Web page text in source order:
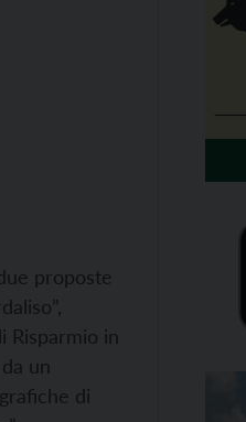
proposte
Risparmio in
un
di